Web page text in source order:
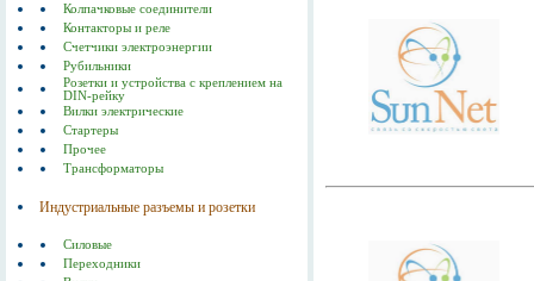
Колпачковые соединители
Контакторы и реле
Счетчики электроэнергии
Рубильники
Розетки и устройства с креплением на
DIN-рейку
Вилки электрические
Стартеры
Прочее
Трансформаторы
Индустриальные разъемы и розетки
Силовые
Переходники